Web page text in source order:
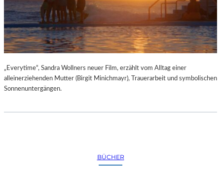
„Everytime“, Sandra Wollners neuer Film, erzählt vom Alltag einer
alleinerziehenden Mutter (Birgit Minichmayr), Trauerarbeit und symbolischen
Sonnenuntergängen.
BÜCHER